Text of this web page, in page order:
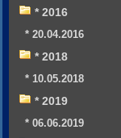
* 2016
* 20.04.2016
* 2018
* 10.05.2018
* 2019
* 06.06.2019